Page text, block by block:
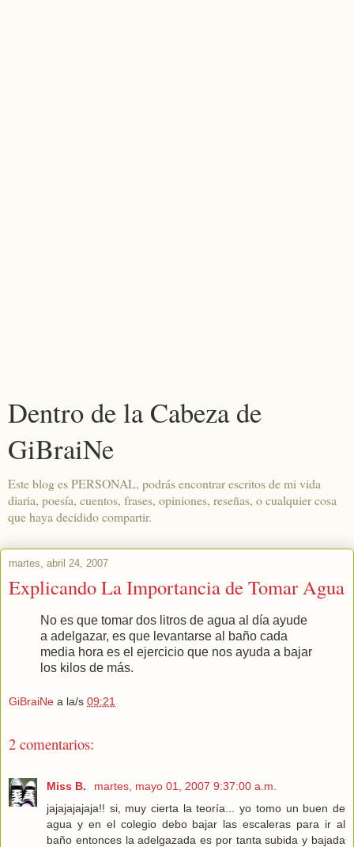
Dentro de la Cabeza de
GiBraiNe
Este blog es PERSONAL, podrás encontrar escritos de mi vida
diaria, poesía, cuentos, frases, opiniones, reseñas, o cualquier cosa
que haya decidido compartir.
martes, abril 24, 2007
Explicando La Importancia de Tomar Agua
No es que tomar dos litros de agua al día ayude
a adelgazar, es que levantarse al baño cada
media hora es el ejercicio que nos ayuda a bajar
los kilos de más.
GiBraiNe a la/s 09:21
2 comentarios:
Miss B.
martes, mayo 01, 2007 9:37:00 a.m.
jajajajajaja!! si, muy cierta la teoría... yo tomo un buen de
agua y en el colegio debo bajar las escaleras para ir al
baño entonces la adelgazada es por tanta subida y bajada